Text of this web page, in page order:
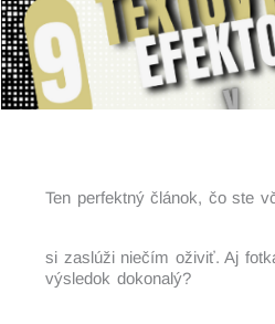
Ten perfektný článok, čo ste
si zaslúži niečím oživiť. Aj
výsledok dokonalý?